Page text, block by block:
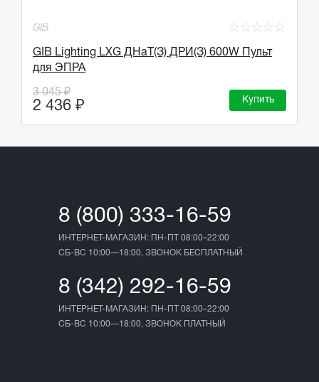
GIB ☆
☆
☆
☆
☆
GIB Lighting LXG ДНаТ(З) ДРИ(З) 600W Пульт
для ЭПРА
3 045 ₽
2 436 ₽ Купить
8 (800) 333-16-59
ИНТЕРНЕТ-МАГАЗИН: ПН-ПТ 08:00–22:00
СБ-ВС 10:00—18:00, ЗВОНОК БЕСПЛАТНЫЙ
8 (342) 292-16-59
ИНТЕРНЕТ-МАГАЗИН: ПН-ПТ 08:00–22:00
СБ-ВС 10:00—18:00, ЗВОНОК ПЛАТНЫЙ